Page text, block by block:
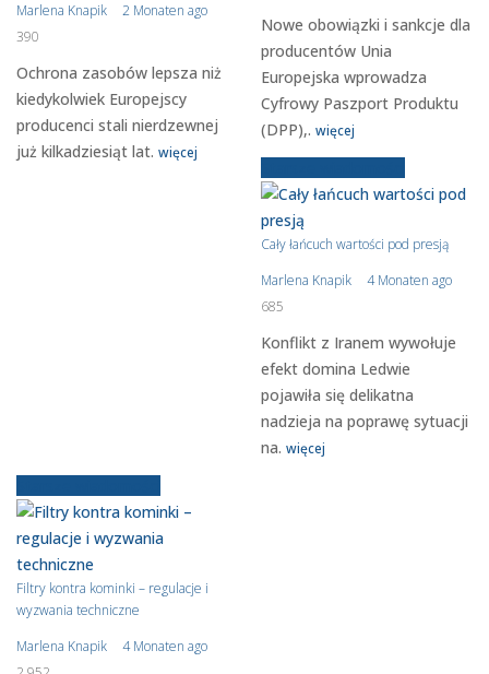
Marlena Knapik
2 Monaten ago
390
Ochrona zasobów lepsza niż
kiedykolwiek Europejscy
producenci stali nierdzewnej
już kilkadziesiąt lat. więcej
Nowe obowiązki i sankcje dla
producentów Unia
Europejska wprowadza
Cyfrowy Paszport Produktu
(DPP),. więcej
Cały łańcuch wartości pod presją
Marlena Knapik
4 Monaten ago
685
Konflikt z Iranem wywołuje
efekt domina Ledwie
pojawiła się delikatna
nadzieja na poprawę sytuacji
na. więcej
Filtry kontra kominki – regulacje i
wyzwania techniczne
Marlena Knapik
4 Monaten ago